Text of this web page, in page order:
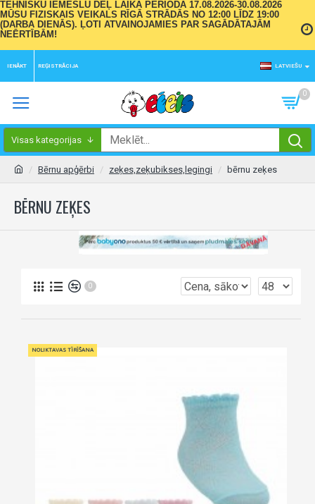
TEHNISKU IEMESLU DĒĻ LAIKA PERIODĀ 17.08.2026-30.08.2026
MŪSU FIZISKAIS VEIKALS RĪGĀ STRĀDĀS NO 12:00 LĪDZ 19:00
(DARBA DIENĀS). ĻOTI ATVAINOJAMIES PAR SAGĀDĀTAJĀM
NEĒRTĪBĀM!
IENĀKT REĢISTRĀCIJA LATVIEŠU
0
Visas kategorijas
Bērnu apģērbi zeķes,zeķubikses,legingi bērnu zeķes
BĒRNU ZEĶES
0
NOLIKTAVAS TĪRĪŠANA